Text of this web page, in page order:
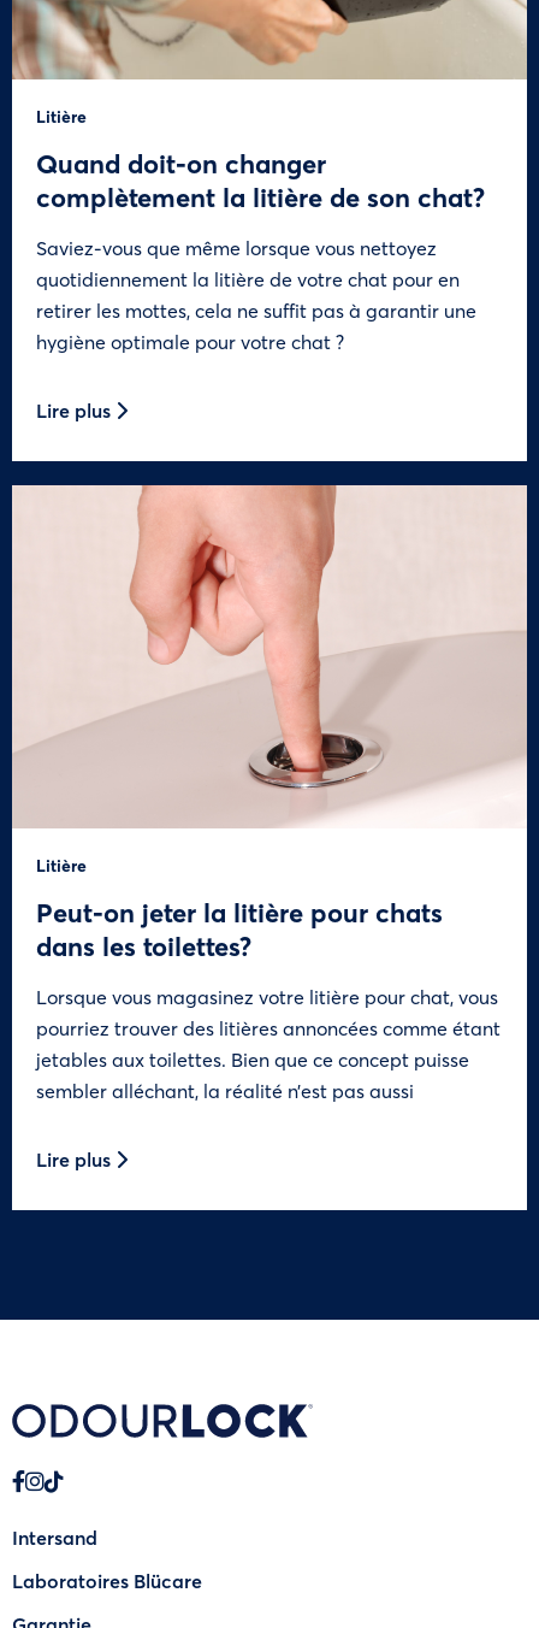
Litière
Quand doit-on changer
complètement la litière de son chat?
Saviez-vous que même lorsque vous nettoyez
quotidiennement la litière de votre chat pour en
retirer les mottes, cela ne suffit pas à garantir une
hygiène optimale pour votre chat ?
Lire plus
Litière
Peut-on jeter la litière pour chats
dans les toilettes?
Lorsque vous magasinez votre litière pour chat, vous
pourriez trouver des litières annoncées comme étant
jetables aux toilettes. Bien que ce concept puisse
sembler alléchant, la réalité n’est pas aussi
Lire plus
Intersand
Laboratoires Blücare